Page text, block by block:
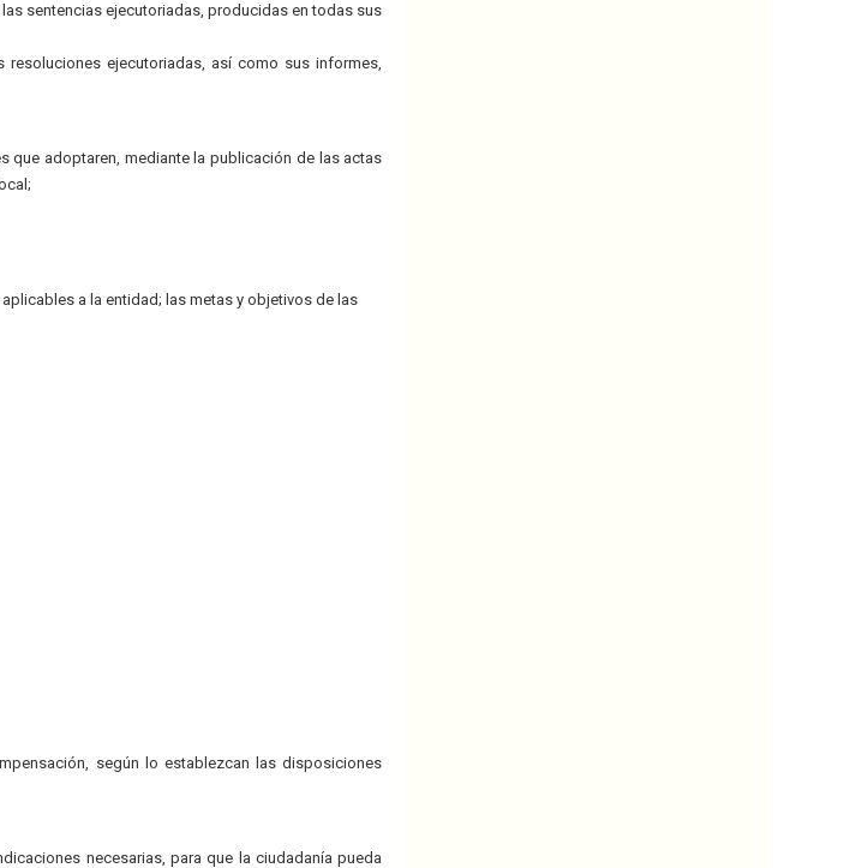
sentencias ejecutoriadas, producidas en todas sus
ejecutoriadas, así como sus informes,
que adoptaren, mediante la publicación de las actas
a la entidad; las metas y objetivos de las
según lo establezcan las disposiciones
necesarias, para que la ciudadanía pueda